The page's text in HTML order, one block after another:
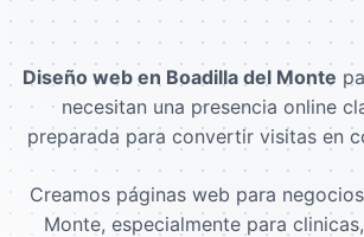
Diseño web en Boadilla del Monte
necesitan una presencia online
preparada para convertir visitas en
Creamos páginas web para
Monte, especialmente para